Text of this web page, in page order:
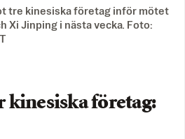
tre kinesiska företag inför mötet
Xi Jinping i nästa vecka. Foto:
kinesiska företag: